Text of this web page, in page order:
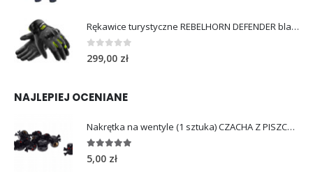
Rękawice turystyczne REBELHORN DEFENDER black yellow fluo
0out of 5
299,00 zł
NAJLEPIEJ OCENIANE
Nakrętka na wentyle (1 sztuka) CZACHA Z PISZCZELAMI
5.00 out of 5
5,00 zł